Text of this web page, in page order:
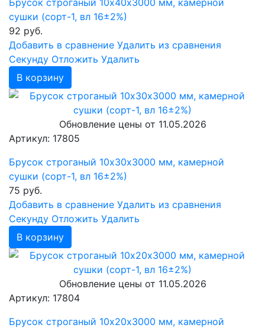
сушки (сорт-1, вл 16±2%)
92 руб.
Добавить в сравнение Удалить из сравнения
Cекунду Отложить Удалить
В корзину
Обновление цены от 11.05.2026
Артикул: 17805
Брусок строганый 10х30х3000 мм, камерной
сушки (сорт-1, вл 16±2%)
75 руб.
Добавить в сравнение Удалить из сравнения
Cекунду Отложить Удалить
В корзину
Обновление цены от 11.05.2026
Артикул: 17804
Брусок строганый 10х20х3000 мм, камерной